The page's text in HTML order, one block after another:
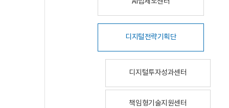
디지털전략기획단
디지털투자성과센터
책임형기술지원센터